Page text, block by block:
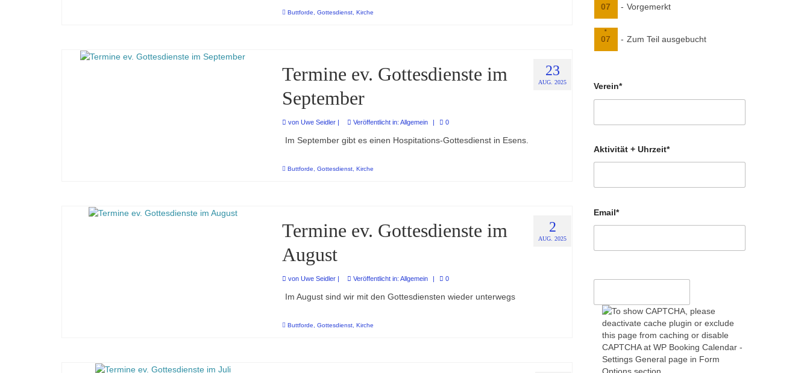
Buttforde Gottesdienst, Kirche
23
AUG. 2025
Termine ev. Gottesdienste im
September
von Uwe Seidler| Veröffentlicht in: Allgemein | 0
Im September gibt es einen Hospitations-Gottesdienst in Esens.
Buttforde Gottesdienst, Kirche
2
AUG. 2025
Termine ev. Gottesdienste im
August
von Uwe Seidler| Veröffentlicht in: Allgemein | 0
Im August sind wir mit den Gottesdiensten wieder unterwegs
Buttforde Gottesdienst, Kirche
07 - Vorgemerkt
·
07 - Zum Teil ausgebucht
Verein*
Aktivität + Uhrzeit*
Email*